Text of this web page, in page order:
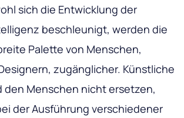
sich die Entwicklung der
beschleunigt, werden die
Palette von Menschen,
zugänglicher. Künstliche
den Menschen nicht ersetzen,
der Ausführung verschiedener